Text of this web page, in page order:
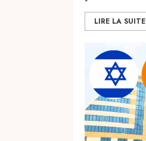
LIRE LA SUITE